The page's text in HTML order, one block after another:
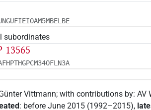
subordinates
13565
Vittmann;with contributions by:AV
: before June 2015 (1992–2015),